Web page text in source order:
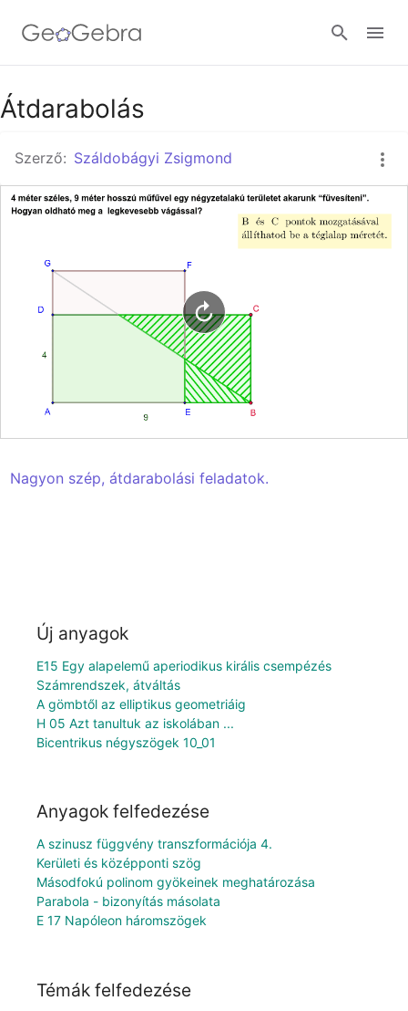
Google Classroom
GeoGebra Classroom
Bejelentkezés
Átdarabolás
Szerző: Száldobágyi Zsigmond
Nagyon szép, átdarabolási feladatok.
Új anyagok
E15 Egy alapelemű aperiodikus királis csempézés
Számrendszek, átváltás
A gömbtől az elliptikus geometriáig
H 05 Azt tanultuk az iskolában ...
Bicentrikus négyszögek 10_01
Anyagok felfedezése
A szinusz függvény transzformációja 4.
Kerületi és középponti szög
Másodfokú polinom gyökeinek meghatározása
Parabola - bizonyítás másolata
E 17 Napóleon háromszögek
Témák felfedezése